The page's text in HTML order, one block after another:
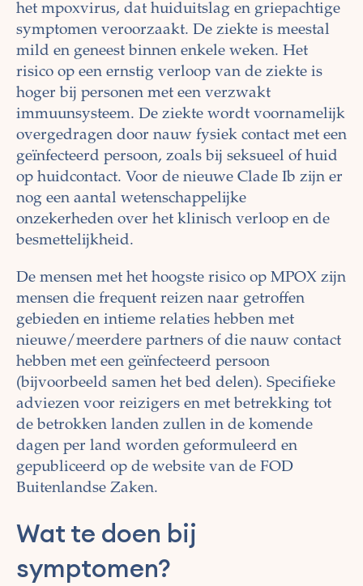
het mpoxvirus, dat huiduitslag en griepachtige
symptomen veroorzaakt. De ziekte is meestal
mild en geneest binnen enkele weken. Het
risico op een ernstig verloop van de ziekte is
hoger bij personen met een verzwakt
immuunsysteem. De ziekte wordt voornamelijk
overgedragen door nauw fysiek contact met een
geïnfecteerd persoon, zoals bij seksueel of huid
op huidcontact. Voor de nieuwe Clade Ib zijn er
nog een aantal wetenschappelijke
onzekerheden over het klinisch verloop en de
besmettelijkheid.
De mensen met het hoogste risico op MPOX zijn
mensen die frequent reizen naar getroffen
gebieden en intieme relaties hebben met
nieuwe/meerdere partners of die nauw contact
hebben met een geïnfecteerd persoon
(bijvoorbeeld samen het bed delen). Specifieke
adviezen voor reizigers en met betrekking tot
de betrokken landen zullen in de komende
dagen per land worden geformuleerd en
gepubliceerd op de website van de FOD
Buitenlandse Zaken.
Wat te doen bij
symptomen?